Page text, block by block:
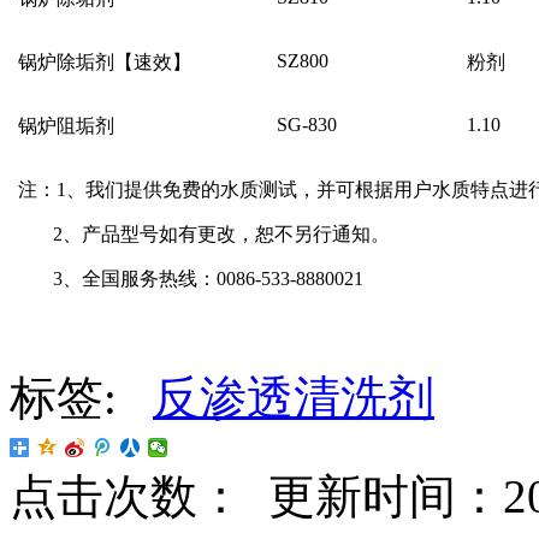
锅炉除垢剂【速效】 SZ800 粉剂
锅炉阻垢剂 SG-830 1.10
注： 1 、我们提供免费的水质测试，并可根据用户水质特点进
2 、产品型号如有更改，恕不另行通知。
3 、全国服务热线： 0086-533-8880021
标签:
反渗透清洗剂
点击次数：
更新时间：